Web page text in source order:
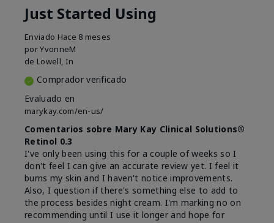
Just Started Using
Enviado Hace 8 meses
porYvonneM
de Lowell, In
Comprador verificado
Evaluado en
marykay.com/en-us/
Comentarios sobre Mary Kay Clinical Solutions®
Retinol 0.3
I've only been using this for a couple of weeks so I
don't feel I can give an accurate review yet. I feel it
burns my skin and I haven't notice improvements.
Also, I question if there's something else to add to
the process besides night cream. I'm marking no on
recommending until I use it longer and hope for